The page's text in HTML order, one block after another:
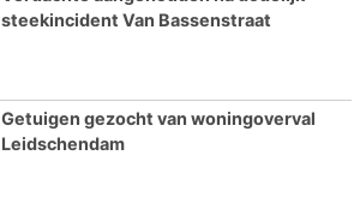
steekincident Van Bassenstraat
Getuigen gezocht van woningoverval
Leidschendam